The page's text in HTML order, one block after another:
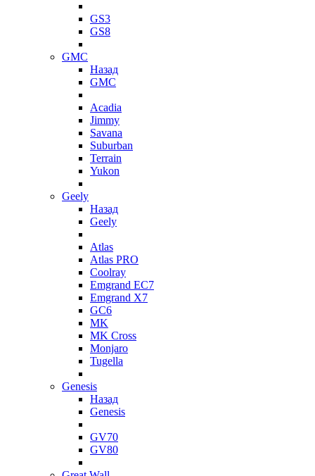
GS3
GS8
GMC
Назад
GMC
Acadia
Jimmy
Savana
Suburban
Terrain
Yukon
Geely
Назад
Geely
Atlas
Atlas PRO
Coolray
Emgrand EC7
Emgrand X7
GC6
MK
MK Cross
Monjaro
Tugella
Genesis
Назад
Genesis
GV70
GV80